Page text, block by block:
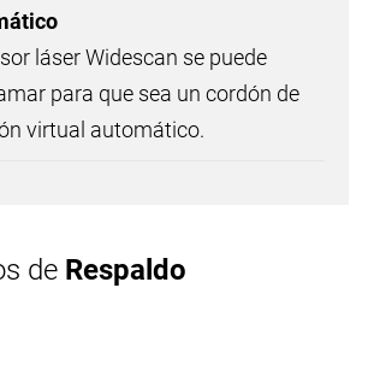
láser Widescan se puede
para que sea un cordón de
virtual automático.
de Respaldo